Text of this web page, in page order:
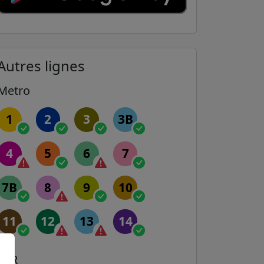
lignes
1 2 3 3B
4 5 6 7
7B 8 9 10
11 12 13 14
RER